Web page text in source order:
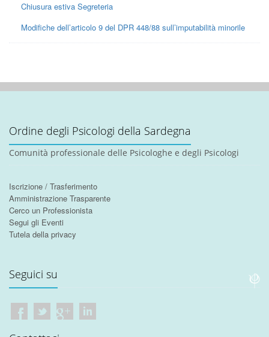
Chiusura estiva Segreteria
Modifiche dell’articolo 9 del DPR 448/88 sull’imputabilità minorile
Ordine degli Psicologi della Sardegna
Comunità professionale delle Psicologhe e degli Psicologi
Iscrizione / Trasferimento
Amministrazione Trasparente
Cerco un Professionista
Segui gli Eventi
Tutela della privacy
Seguici su